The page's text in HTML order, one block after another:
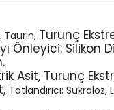
Taurin, Turunç
Önleyici: Silikon
Asit, Turunç
Tatlandırıcı: